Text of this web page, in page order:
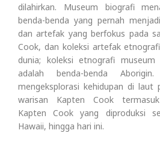
dilahirkan. Museum biografi
benda-benda yang pernah
dan artefak yang berfokus pada
Cook, dan koleksi artefak
dunia; koleksi etnografi
adalah benda-benda
mengeksplorasi kehidupan di laut
warisan Kapten Cook
Kapten Cook yang diproduksi
Hawaii, hingga hari ini.